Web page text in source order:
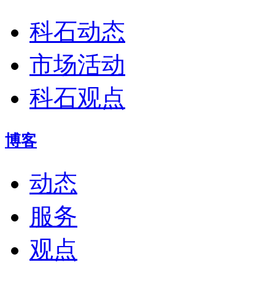
科石动态
市场活动
科石观点
博客
动态
服务
观点